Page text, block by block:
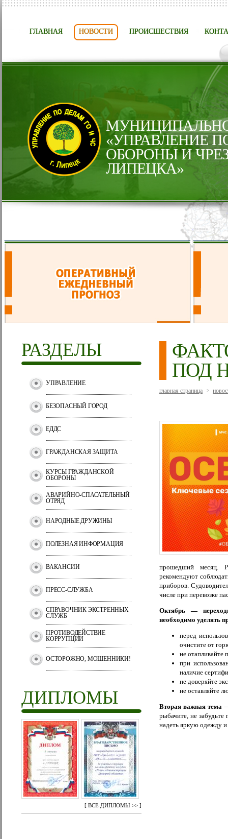
ГЛАВНАЯ НОВОСТИ ПРОИСШЕСТВИЯ
«УПРАВЛЕНИЕ
ОБОРОНЫ И
ЛИПЕЦКА»
РАЗДЕЛЫ
УПРАВЛЕНИЕ
БЕЗОПАСНЫЙ ГОРОД
ЕДДС
ГРАЖДАНСКАЯ ЗАЩИТА
КУРСЫ ГРАЖДАНСКОЙ
ОБОРОНЫ
АВАРИЙНО-СПАСАТЕЛЬНЫЙ
ОТРЯД
НАРОДНЫЕ ДРУЖИНЫ
ПОЛЕЗНАЯ ИНФОРМАЦИЯ
ВАКАНСИИ
ПРЕСС-СЛУЖБА
СПРАВОЧНИК ЭКСТРЕННЫХ
СЛУЖБ
ПРОТИВОДЕЙСТВИЕ
КОРРУПЦИИ
ОСТОРОЖНО, МОШЕННИКИ!
ДИПЛОМЫ
[ ВСЕ ДИПЛОМЫ >> ]
ПОД
главная страница >
прошедший месяц.
рекомендуют
приборов.
числе при перевозке
Октябрь —
необходимо уделять
перед
очистите от
не
при
наличие
не доверяйте
не оставляйте
Вторая важная тема—
рыбачите, не
надеть яркую одежду и